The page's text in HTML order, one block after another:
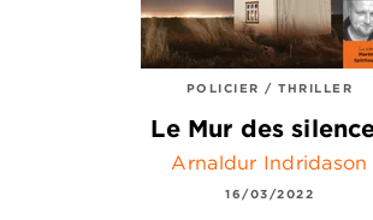
POLICIER / THRILLER
Le Mur des
Arnaldur Indridason
16/03/2022